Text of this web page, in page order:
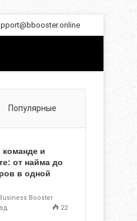
Популярные
команде и
от найма до
в одной
Booster
22